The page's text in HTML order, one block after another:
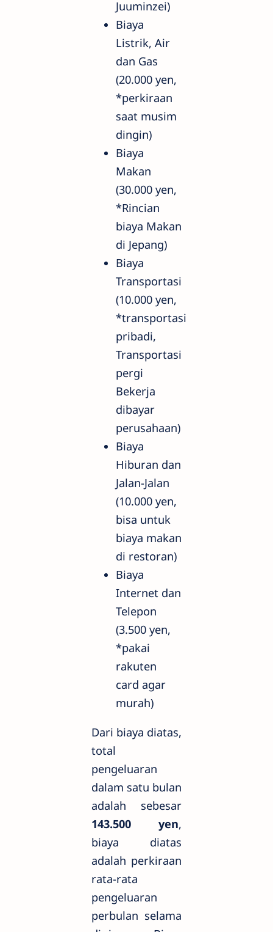
Juuminzei)
Biaya
Listrik, Air
dan Gas
(20.000 yen,
*perkiraan
saat musim
dingin)
Biaya
Makan
(30.000 yen,
*Rincian
biaya Makan
di Jepang)
Biaya
Transportasi
(10.000 yen,
*transportasi
pribadi,
Transportasi
pergi
Bekerja
dibayar
perusahaan)
Biaya
Hiburan dan
Jalan-Jalan
(10.000 yen,
bisa untuk
biaya makan
di restoran)
Biaya
Internet dan
Telepon
(3.500 yen,
*pakai
rakuten
card agar
murah)
Dari biaya diatas,
total
pengeluaran
dalam satu bulan
adalah sebesar
143.500 yen,
biaya diatas
adalah perkiraan
rata-rata
pengeluaran
perbulan selama